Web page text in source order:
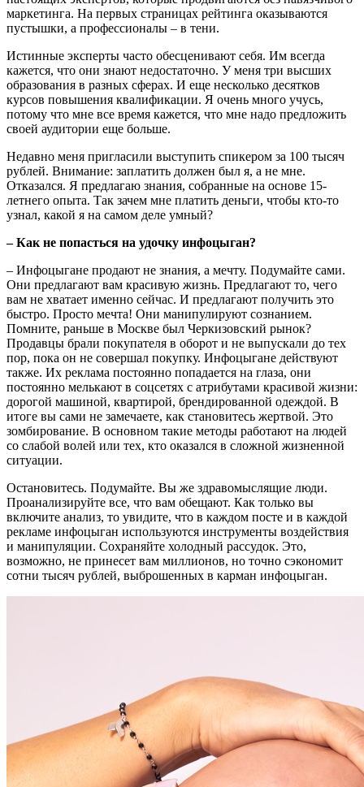
маркетинга. На первых страницах рейтинга оказываются
пустышки, а профессионалы – в тени.
Истинные эксперты часто обесценивают себя. Им всегда
кажется, что они знают недостаточно. У меня три высших
образования в разных сферах. И еще несколько десятков
курсов повышения квалификации. Я очень много учусь,
потому что мне все время кажется, что мне надо предложить
своей аудитории еще больше.
Недавно меня пригласили выступить спикером за 100 тысяч
рублей. Внимание: заплатить должен был я, а не мне.
Отказался. Я предлагаю знания, собранные на основе 15-
летнего опыта. Так зачем мне платить деньги, чтобы кто-то
узнал, какой я на самом деле умный?
– Как не попасться на удочку инфоцыган?
– Инфоцыгане продают не знания, а мечту. Подумайте сами.
Они предлагают вам красивую жизнь. Предлагают то, чего
вам не хватает именно сейчас. И предлагают получить это
быстро. Просто мечта! Они манипулируют сознанием.
Помните, раньше в Москве был Черкизовский рынок?
Продавцы брали покупателя в оборот и не выпускали до тех
пор, пока он не совершал покупку. Инфоцыгане действуют
также. Их реклама постоянно попадается на глаза, они
постоянно мелькают в соцсетях с атрибутами красивой жизни:
дорогой машиной, квартирой, брендированной одеждой. В
итоге вы сами не замечаете, как становитесь жертвой. Это
зомбирование. В основном такие методы работают на людей
со слабой волей или тех, кто оказался в сложной жизненной
ситуации.
Остановитесь. Подумайте. Вы же здравомыслящие люди.
Проанализируйте все, что вам обещают. Как только вы
включите анализ, то увидите, что в каждом посте и в каждой
рекламе инфоцыган используются инструменты воздействия
и манипуляции. Сохраняйте холодный рассудок. Это,
возможно, не принесет вам миллионов, но точно сэкономит
сотни тысяч рублей, выброшенных в карман инфоцыган.